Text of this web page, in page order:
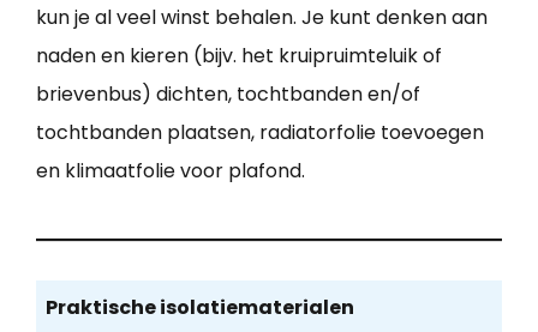
kun je al veel winst behalen. Je kunt denken aan
naden en kieren (bijv. het kruipruimteluik of
brievenbus) dichten, tochtbanden en/of
tochtbanden plaatsen, radiatorfolie toevoegen
en klimaatfolie voor plafond.
Praktische isolatiematerialen